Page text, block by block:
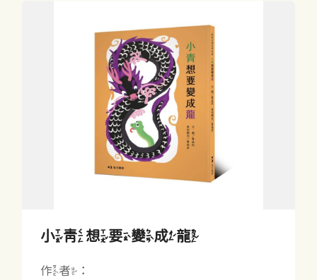
小青想要變成龍
作者：